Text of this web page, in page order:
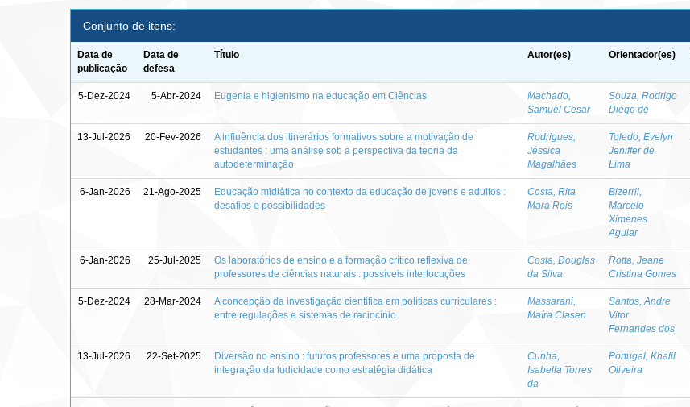
Conjunto de itens:
Data de
publicação
Data de
defesa
Título Autor(es) Orientador(es)
5-Dez-2024 5-Abr-2024 Eugenia e higienismo na educação em Ciências
Machado,
Samuel Cesar
Souza, Rodrigo
Diego de
13-Jul-2026 20-Fev-2026
A influência dos itinerários formativos sobre a motivação de
estudantes : uma análise sob a perspectiva da teoria da
autodeterminação
Rodrigues,
Jéssica
Magalhães
Toledo, Evelyn
Jeniffer de
Lima
6-Jan-2026 21-Ago-2025
Educação midiática no contexto da educação de jovens e adultos :
desafios e possibilidades
Costa, Rita
Mara Reis
Bizerril,
Marcelo
Ximenes
Aguiar
6-Jan-2026 25-Jul-2025
Os laboratórios de ensino e a formação crítico reflexiva de
professores de ciências naturais : possíveis interlocuções
Costa, Douglas
da Silva
Rotta, Jeane
Cristina Gomes
5-Dez-2024 28-Mar-2024
A concepção da investigação científica em políticas curriculares :
entre regulações e sistemas de raciocínio
Massarani,
Maíra Clasen
Santos, Andre
Vitor
Fernandes dos
13-Jul-2026 22-Set-2025
Diversão no ensino : futuros professores e uma proposta de
integração da ludicidade como estratégia didática
Cunha,
Isabella Torres
da
Portugal, Khalil
Oliveira